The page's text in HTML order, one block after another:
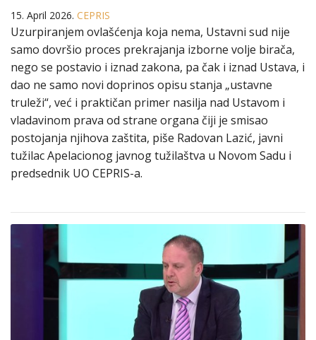
15. April 2026. CEPRIS
Uzurpiranjem ovlašćenja koja nema, Ustavni sud nije
samo dovršio proces prekrajanja izborne volje birača,
nego se postavio i iznad zakona, pa čak i iznad Ustava, i
dao ne samo novi doprinos opisu stanja „ustavne
truleži“, već i praktičan primer nasilja nad Ustavom i
vladavinom prava od strane organa čiji je smisao
postojanja njihova zaštita, piše Radovan Lazić, javni
tužilac Apelacionog javnog tužilaštva u Novom Sadu i
predsednik UO CEPRIS-a.